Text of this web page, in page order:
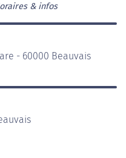
& infos
- 60000 Beauvais